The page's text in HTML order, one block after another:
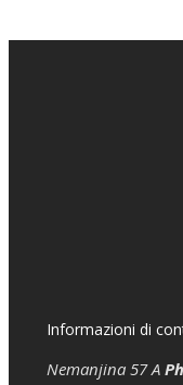
Informazioni di
Nemanjina 57 A